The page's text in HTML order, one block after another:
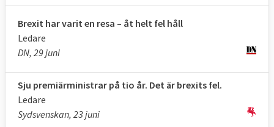
1. Vad vill EU med brexit?
EU-sidan har först och främst velat reda ut
konsekvenserna för invånare och företag.
Man pratar om att få ett “ordnat utträde”. I
maj 2017
förhandlingarna.
Brexit har varit en resa – åt helt fel håll
Ledare
DN, 29 juni
Sju premiärministrar på tio år. Det är brexits fel.
Ledare
Sydsvenskan, 23 juni